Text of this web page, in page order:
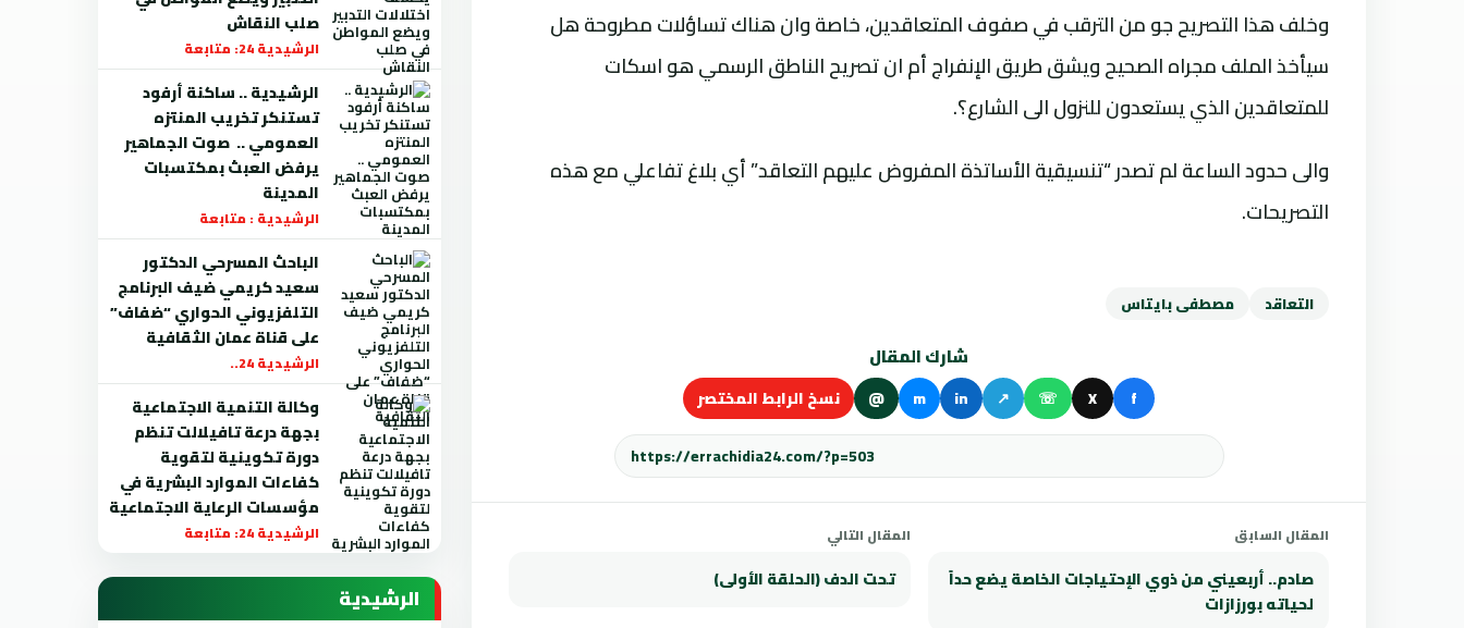
وخلف هذا التصريح جو من الترقب في صفوف المتعاقدين، خاصة وان هناك تساؤلات مطروحة هل
سيأخذ الملف مجراه الصحيح ويشق طريق الإنفراج أم ان تصريح الناطق الرسمي هو اسكات
للمتعاقدين الذي يستعدون للنزول الى الشارع؟.
والى حدود الساعة لم تصدر “تنسيقية الأساتذة المفروض عليهم التعاقد” أي بلاغ تفاعلي مع هذه
التصريحات.
التعاقد مصطفى بايتاس
شارك المقال
f
X
☏
↗
in
m
@ نسخ الرابط المختصر
المقال السابق
صادم.. أربعيني من ذوي الإحتياجات الخاصة يضع حداً
لحياته بورزازات
المقال التالي
تحت الدف (الحلقة الأولى)
صلب النقاش
الرشيدية 24: متابعة
الرشيدية .. ساكنة أرفود
تستنكر تخريب المنتزه
العمومي .. صوت الجماهير
يرفض العبث بمكتسبات
المدينة
الرشيدية : متابعة
الباحث المسرحي الدكتور
سعيد كريمي ضيف البرنامج
التلفزيوني الحواري “ضفاف”
على قناة عمان الثقافية
الرشيدية 24..
وكالة التنمية الاجتماعية
بجهة درعة تافيلالت تنظم
دورة تكوينية لتقوية
كفاءات الموارد البشرية في
مؤسسات الرعاية الاجتماعية
الرشيدية 24: متابعة
الرشيدية